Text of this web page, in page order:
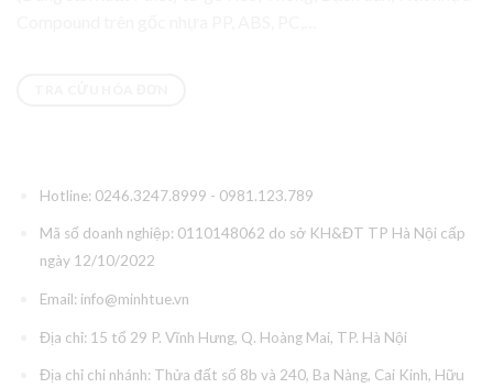
Hotline: 0246.3247.8999 - 0981.123.789
Mã số doanh nghiệp: 0110148062 do sở KH&ĐT TP Hà Nội cấp
ngày 12/10/2022
Email: info@minhtue.vn
Địa chỉ: 15 tổ 29 P. Vĩnh Hưng, Q. Hoàng Mai, TP. Hà Nội
Địa chỉ chi nhánh: Thửa đất số 8b và 240, Ba Nàng, Cai Kinh, Hữu